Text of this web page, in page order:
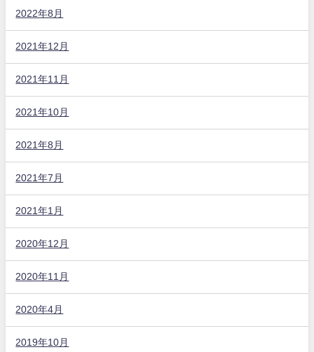
2022年8月
2021年12月
2021年11月
2021年10月
2021年8月
2021年7月
2021年1月
2020年12月
2020年11月
2020年4月
2019年10月